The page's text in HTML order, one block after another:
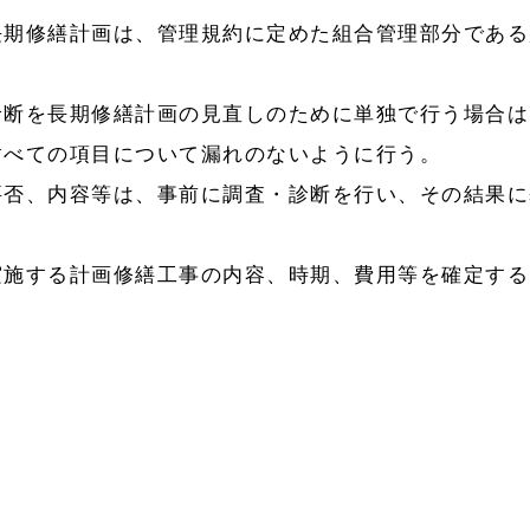
繕計画は、管理規約に定めた組合管理部分である
長期修繕計画の見直しのために単独で行う場合は
ての項目について漏れのないように行う。
内容等は、事前に調査・診断を行い、その結果に
る計画修繕工事の内容、時期、費用等を確定する